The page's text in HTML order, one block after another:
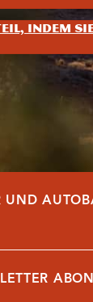
indem
UND